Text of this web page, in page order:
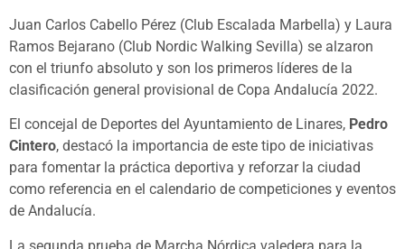
Juan Carlos Cabello Pérez (Club Escalada Marbella) y Laura
Ramos Bejarano (Club Nordic Walking Sevilla) se alzaron
con el triunfo absoluto y son los primeros líderes de la
clasificación general provisional de Copa Andalucía 2022.
El concejal de Deportes del Ayuntamiento de Linares, Pedro
Cintero, destacó la importancia de este tipo de iniciativas
para fomentar la práctica deportiva y reforzar la ciudad
como referencia en el calendario de competiciones y eventos
de Andalucía.